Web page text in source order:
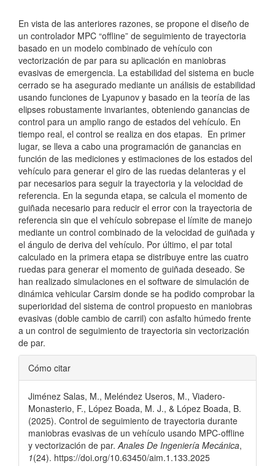
En vista de las anteriores razones, se propone el diseño de
un controlador MPC “offline” de seguimiento de trayectoria
basado en un modelo combinado de vehículo con
vectorización de par para su aplicación en maniobras
evasivas de emergencia. La estabilidad del sistema en bucle
cerrado se ha asegurado mediante un análisis de estabilidad
usando funciones de Lyapunov y basado en la teoría de las
elipses robustamente invariantes, obteniendo ganancias de
control para un amplio rango de estados del vehículo. En
tiempo real, el control se realiza en dos etapas. En primer
lugar, se lleva a cabo una programación de ganancias en
función de las mediciones y estimaciones de los estados del
vehículo para generar el giro de las ruedas delanteras y el
par necesarios para seguir la trayectoria y la velocidad de
referencia. En la segunda etapa, se calcula el momento de
guiñada necesario para reducir el error con la trayectoria de
referencia sin que el vehículo sobrepase el límite de manejo
mediante un control combinado de la velocidad de guiñada y
el ángulo de deriva del vehículo. Por último, el par total
calculado en la primera etapa se distribuye entre las cuatro
ruedas para generar el momento de guiñada deseado. Se
han realizado simulaciones en el software de simulación de
dinámica vehicular Carsim donde se ha podido comprobar la
superioridad del sistema de control propuesto en maniobras
evasivas (doble cambio de carril) con asfalto húmedo frente
a un control de seguimiento de trayectoria sin vectorización
de par.
Detalles
del
artículo
Cómo citar
Jiménez Salas, M., Meléndez Useros, M., Viadero-
Monasterio, F., López Boada, M. J., & López Boada, B.
(2025). Control de seguimiento de trayectoria durante
maniobras evasivas de un vehículo usando MPC-offline
y vectorización de par.Anales De Ingeniería Mecánica,
1(24). https://doi.org/10.63450/aim.1.133.2025